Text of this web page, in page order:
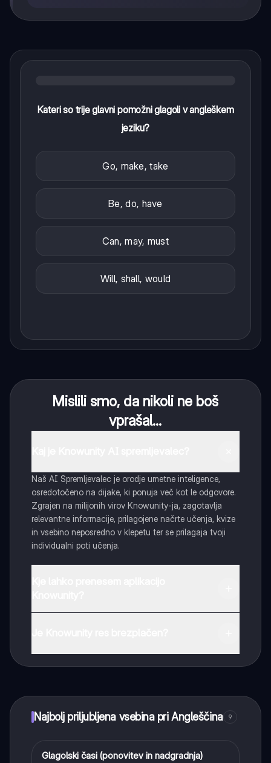
Kateri so trije glavni pomožni glagoli v angleškem
jeziku?
Go, make, take
Be, do, have
Can, may, must
Will, shall, would
Mislili smo, da nikoli ne boš
vprašal...
Naš AI Spremljevalec je orodje umetne inteligence,
osredotočeno na dijake, ki ponuja več kot le odgovore.
Zgrajen na milijonih virov Knowunity-ja, zagotavlja
relevantne informacije, prilagojene načrte učenja, kvize
in vsebino neposredno v klepetu ter se prilagaja tvoji
individualni poti učenja.
Najbolj priljubljena vsebina pri Angleščina 9
Angleščina
Glagolski časi (ponovitev in nadgradnja)